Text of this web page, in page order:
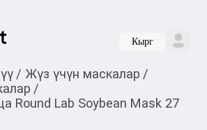
Кырг
/ Жүз үчүн маскалар /
/
Round Lab Soybean Mask 27